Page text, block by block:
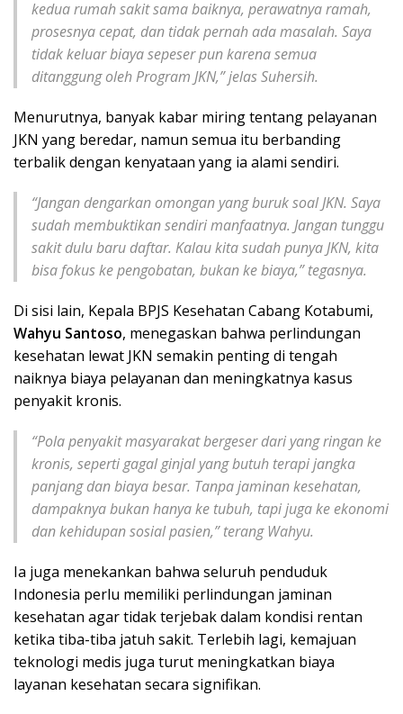
kedua rumah sakit sama baiknya, perawatnya ramah,
prosesnya cepat, dan tidak pernah ada masalah. Saya
tidak keluar biaya sepeser pun karena semua
ditanggung oleh Program JKN,” jelas Suhersih.
Menurutnya, banyak kabar miring tentang pelayanan
JKN yang beredar, namun semua itu berbanding
terbalik dengan kenyataan yang ia alami sendiri.
“Jangan dengarkan omongan yang buruk soal JKN. Saya
sudah membuktikan sendiri manfaatnya. Jangan tunggu
sakit dulu baru daftar. Kalau kita sudah punya JKN, kita
bisa fokus ke pengobatan, bukan ke biaya,” tegasnya.
Di sisi lain, Kepala BPJS Kesehatan Cabang Kotabumi,
Wahyu Santoso, menegaskan bahwa perlindungan
kesehatan lewat JKN semakin penting di tengah
naiknya biaya pelayanan dan meningkatnya kasus
penyakit kronis.
“Pola penyakit masyarakat bergeser dari yang ringan ke
kronis, seperti gagal ginjal yang butuh terapi jangka
panjang dan biaya besar. Tanpa jaminan kesehatan,
dampaknya bukan hanya ke tubuh, tapi juga ke ekonomi
dan kehidupan sosial pasien,” terang Wahyu.
Ia juga menekankan bahwa seluruh penduduk
Indonesia perlu memiliki perlindungan jaminan
kesehatan agar tidak terjebak dalam kondisi rentan
ketika tiba-tiba jatuh sakit. Terlebih lagi, kemajuan
teknologi medis juga turut meningkatkan biaya
layanan kesehatan secara signifikan.